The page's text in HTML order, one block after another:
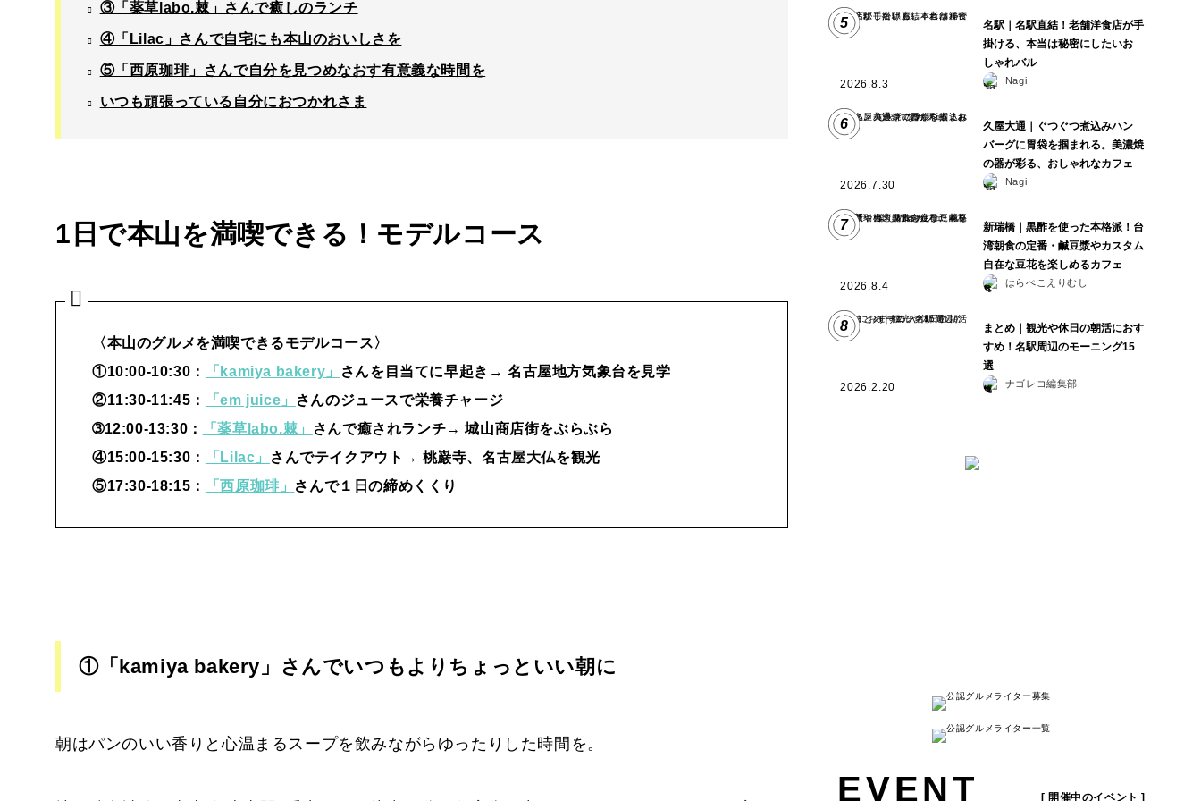
③「薬草labo.棘」さんで癒しのランチ
④「Lilac」さんで自宅にも本山のおいしさを
⑤「西原珈琲」さんで自分を見つめなおす有意義な時間を
いつも頑張っている自分におつかれさま
1日で本山を満喫できる！モデルコース
〈本山のグルメを満喫できるモデルコース〉
①10:00-10:30：
「kamiya bakery」
さんを目当てに早起き→ 名古屋地方気象台を見学
②11:30-11:45：
「em juice」
さんのジュースで栄養チャージ
➂12:00-13:30：
「薬草labo.棘」
さんで癒されランチ→ 城山商店街をぶらぶら
④15:00-15:30：
「Lilac」
さんでテイクアウト→ 桃巌寺、名古屋大仏を観光
⑤17:30-18:15：
「西原珈琲」 さんで１日の締めくくり
①「kamiya bakery」さんでいつもよりちょっといい朝に
朝はパンのいい香りと心温まるスープを飲みながらゆったりした時間を。
5
2026.8.3
名駅｜名駅直結！老舗洋食店が手
掛ける、本当は秘密にしたいお
しゃれバル
Nagi
6
2026.7.30
久屋大通｜ぐつぐつ煮込みハン
バーグに胃袋を掴まれる。美濃焼
の器が彩る、おしゃれなカフェ
Nagi
7
2026.8.4
新瑞橋｜黒酢を使った本格派！台
湾朝食の定番・鹹豆漿やカスタム
自在な豆花を楽しめるカフェ
はらぺこえりむし
8
2026.2.20
まとめ｜観光や休日の朝活におす
すめ！名駅周辺のモーニング15
選
ナゴレコ編集部
EVENT [ 開催中のイベント ]